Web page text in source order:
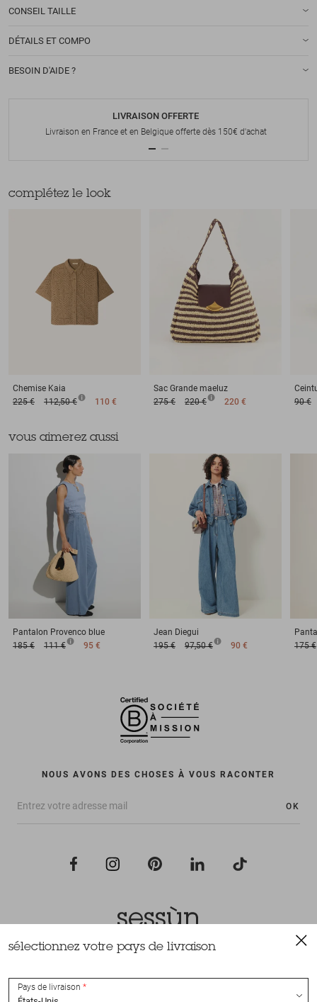
CONSEIL TAILLE
DÉTAILS ET COMPO
BESOIN D'AIDE ?
LIVRAISON OFFERTE
Livraison en France et en Belgique offerte dès 150€ d'achat
complétez le look
Chemise Kaia
225 €
112,50 € 110 €
Sac Grande maeluz
275 €
220 € 220 €
90 €
vous aimerez aussi
Pantalon Provenco blue
185 €
111 € 95 €
Jean Diegui
195 €
97,50 € 90 €
175 €
NOUS AVONS DES CHOSES À VOUS RACONTER
OK
Tous droits réservés Sessùn 2022
sélectionnez votre pays de livraison
Pays de livraison